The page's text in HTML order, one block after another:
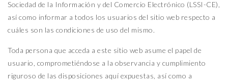
PROYECTOS
BLOG
CONTACTO
Sociedad de la Información y del Comercio Electrónico (LSSI-CE),
así como informar a todos los usuarios del sitio web respecto a
cuáles son las condiciones de uso del mismo.
Toda persona que acceda a este sitio web asume el papel de
usuario, comprometiéndose a la observancia y cumplimiento
riguroso de las disposiciones aquí expuestas, así como a